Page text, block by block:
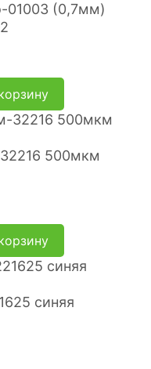
01003 (0,7мм)
500мкм
синяя